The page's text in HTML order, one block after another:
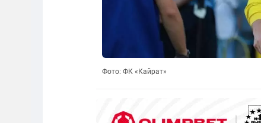
Фото: ФК «Кайрат»